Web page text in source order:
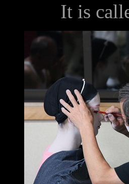
It is